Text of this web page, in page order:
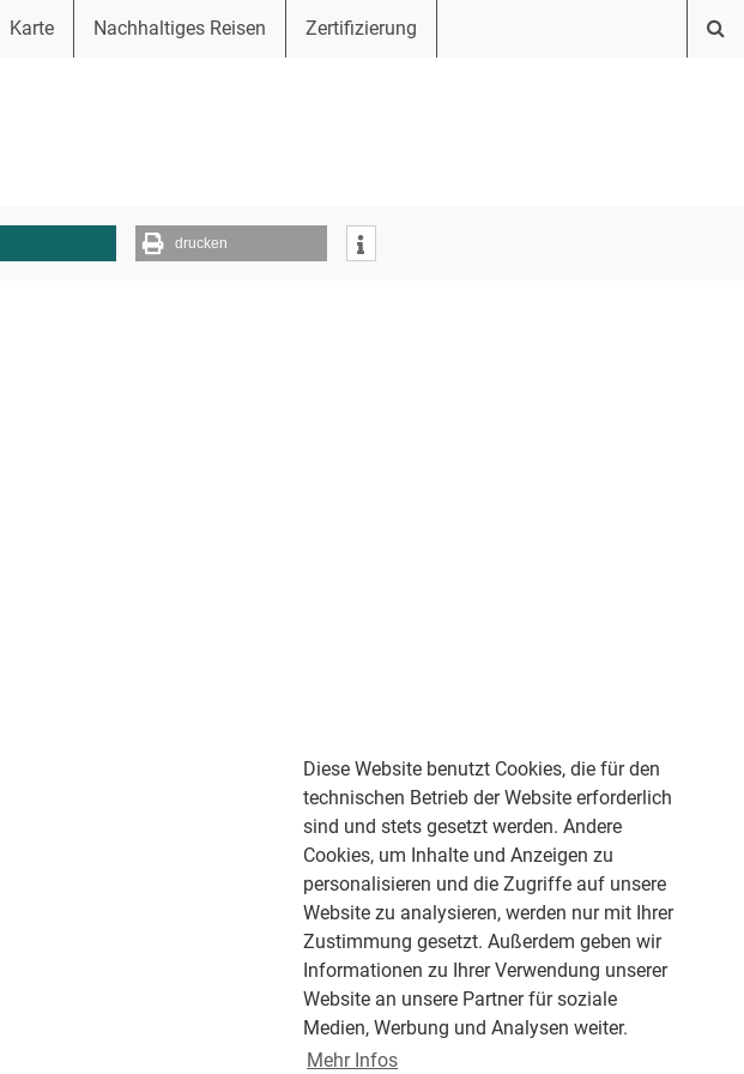
Diese Website benutzt Cookies, die für den
technischen Betrieb der Website erforderlich
sind und stets gesetzt werden. Andere
Cookies, um Inhalte und Anzeigen zu
personalisieren und die Zugriffe auf unsere
Website zu analysieren, werden nur mit Ihrer
Zustimmung gesetzt. Außerdem geben wir
Informationen zu Ihrer Verwendung unserer
Website an unsere Partner für soziale
Medien, Werbung und Analysen weiter.
Mehr Infos
Karte Nachhaltiges Reisen Zertifizierung
drucken